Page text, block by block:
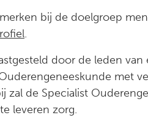
bij de doelgroep
.
door de leden
met
zal de Specialist
leveren zorg.